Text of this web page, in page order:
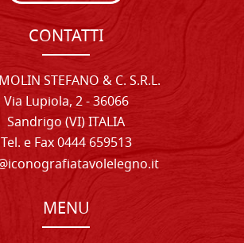
CONTATTI
STEFANO & C. S.R.L.
Via Lupiola, 2 - 36066
Sandrigo (VI) ITALIA
Tel. e Fax 0444 659513
MENU